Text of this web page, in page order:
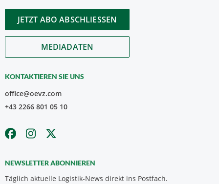
JETZT ABO ABSCHLIESSEN
MEDIADATEN
KONTAKTIEREN SIE UNS
office@oevz.com
+43 2266 801 05 10
NEWSLETTER ABONNIEREN
Täglich aktuelle Logistik-News direkt ins Postfach.